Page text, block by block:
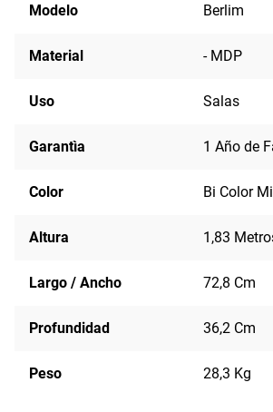
Modelo Berlim
Material - MDP
Uso Salas
Garantìa 1 Año de
Color Bi Color
Altura 1,83
Largo / Ancho 72,8 Cm
Profundidad 36,2 Cm
Peso 28,3 Kg